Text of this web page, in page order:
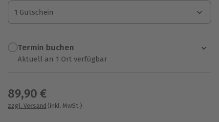
1 Gutschein
1 Gutschein
1 Gutschein
Termin buchen
Aktuell an 1 Ort verfügbar
89,90 €
zzgl. Versand (inkl. MwSt.)